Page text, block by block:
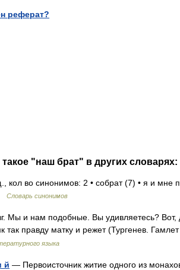
реферат?
"наш брат" в других словарях:
кол во синонимов: 2 • собрат (7) • я и мне
Словарь синонимов
Мы и нам подобные. Вы удивляетесь? Вот,
так правду матку и режет (Тургенев.
языка
й — Первоисточник житие одного из